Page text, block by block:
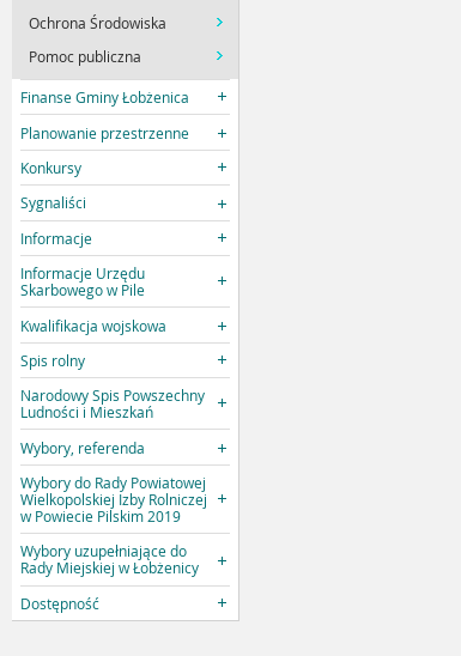
Ochrona Środowiska
Pomoc publiczna
Finanse Gminy Łobżenica
Planowanie przestrzenne
Konkursy
Sygnaliści
Informacje
Informacje Urzędu
Skarbowego w Pile
Kwalifikacja wojskowa
Spis rolny
Narodowy Spis Powszechny
Ludności i Mieszkań
Wybory, referenda
Wybory do Rady Powiatowej
Wielkopolskiej Izby Rolniczej
w Powiecie Pilskim 2019
Wybory uzupełniające do
Rady Miejskiej w Łobżenicy
Dostępność